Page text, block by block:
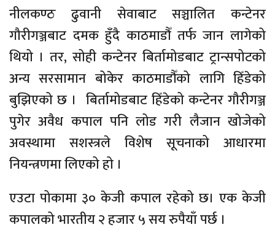
नीलकण्ठ ढुवानी सेवाबाट सञ्चालित कन्टेनर
गौरीगञ्जबाट दमक हुँदै काठमाडौँ तर्फ जान लागेको
थियो । तर, सोही कन्टेनर बिर्तामोडबाट ट्रान्सपोटको
अन्य सरसामान बोकेर काठमाडौँको लागि हिँडेको
बुझिएको छ । बिर्तामोडबाट हिँडेको कन्टेनर गौरीगञ्ज
पुगेर अवैध कपाल पनि लोड गरी लैजान खोजेको
अवस्थामा सशस्त्रले विशेष सूचनाको आधारमा
नियन्त्रणमा लिएको हो ।
एउटा पोकामा ३० केजी कपाल रहेको छ। एक केजी
कपालको भारतीय २ हजार ५ सय रुपैयाँ पर्छ ।